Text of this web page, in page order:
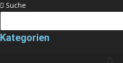
Suche
Kategorien